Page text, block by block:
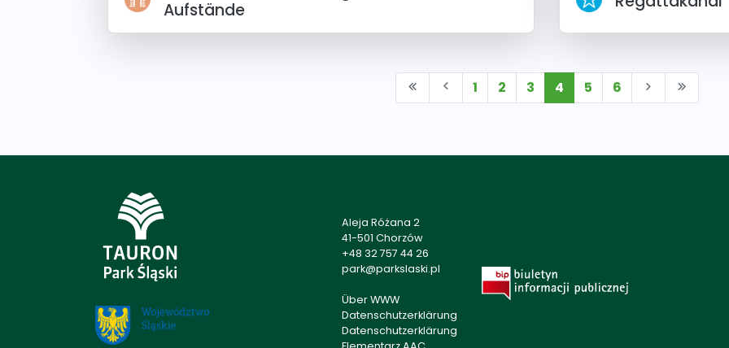
Aufstände
1 2 3 4 5 6
Aleja Różana 2
41-501 Chorzów
+48 32 757 44 26
park@parkslaski.pl
Über WWW
Datenschutzerklärung
Datenschutzerklärung